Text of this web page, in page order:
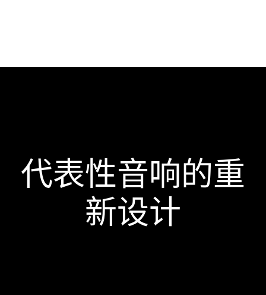
回收材料
代表性音响的重
新设计